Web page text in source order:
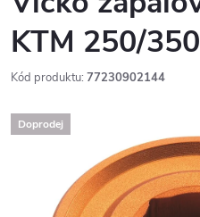
KTM 250/
Kód produktu: 77230902144
Doprodej